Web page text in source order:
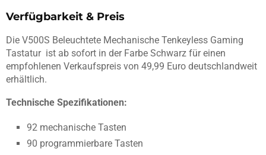
Verfügbarkeit & Preis
Die V500S Beleuchtete Mechanische Tenkeyless Gaming
Tastatur ist ab sofort in der Farbe Schwarz für einen
empfohlenen Verkaufspreis von 49,99 Euro deutschlandweit
erhältlich.
Technische Spezifikationen:
92 mechanische Tasten
90 programmierbare Tasten